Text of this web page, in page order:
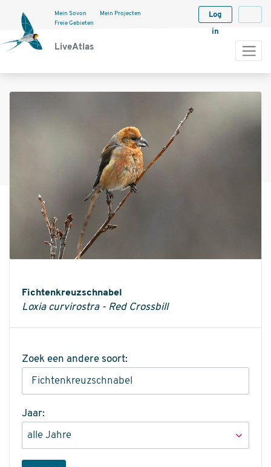
LiveAtlas
Mein Sovon
Mein Projecten
Freie Gebieten
Log
in
Fichtenkreuzschnabel
Loxia curvirostra - Red Crossbill
Zoek een andere soort:
Jaar: